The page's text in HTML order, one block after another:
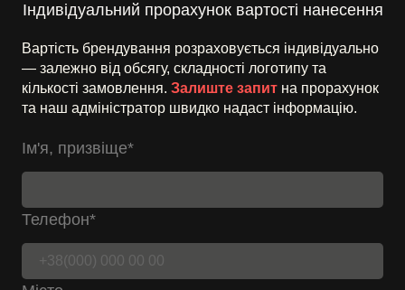
Індивідуальний прорахунок вартості нанесення
Вартість брендування розраховується індивідуально
— залежно від обсягу, складності логотипу та
кількості замовлення. Залиште запит на прорахунок
та наш адміністратор швидко надаст інформацію.
Ім'я, призвіще*
Телефон*